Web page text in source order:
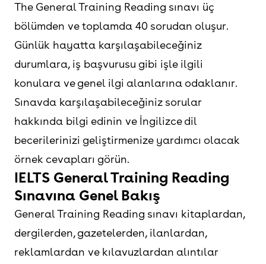
The General Training Reading sınavı üç
bölümden ve toplamda 40 sorudan oluşur.
Günlük hayatta karşılaşabileceğiniz
durumlara, iş başvurusu gibi işle ilgili
konulara ve genel ilgi alanlarına odaklanır.
Sınavda karşılaşabileceğiniz sorular
hakkında bilgi edinin ve İngilizce dil
becerilerinizi geliştirmenize yardımcı olacak
örnek cevapları görün.
IELTS General Training Reading
Sınavına Genel Bakış
General Training Reading sınavı kitaplardan,
dergilerden, gazetelerden, ilanlardan,
reklamlardan ve kılavuzlardan alıntılar